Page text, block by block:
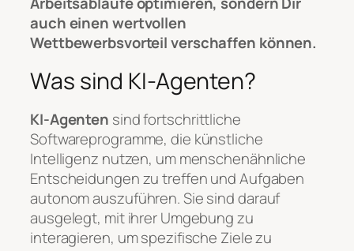
auch einen wertvollen
Wettbewerbsvorteil verschaffen können.
Was sind KI-Agenten?
KI-Agenten sind fortschrittliche
Softwareprogramme, die künstliche
Intelligenz nutzen, um menschenähnliche
Entscheidungen zu treffen und Aufgaben
autonom auszuführen. Sie sind darauf
ausgelegt, mit ihrer Umgebung zu
interagieren, um spezifische Ziele zu